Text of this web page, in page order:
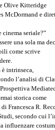
Olive Kitteridge
McDormand e
seriale?”
una sola ma
come scrive
intrinseca,
l’analisi di
storica come
Francesca R.
secondo cui
influenzare